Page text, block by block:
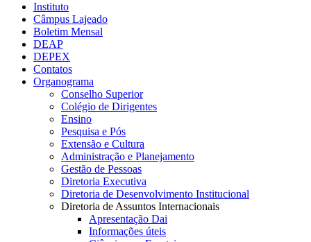
Instituto
Câmpus Lajeado
Boletim Mensal
DEAP
DEPEX
Contatos
Organograma
Conselho Superior
Colégio de Dirigentes
Ensino
Pesquisa e Pós
Extensão e Cultura
Administração e Planejamento
Gestão de Pessoas
Diretoria Executiva
Diretoria de Desenvolvimento Institucional
Diretoria de Assuntos Internacionais
Apresentação Dai
Informações úteis